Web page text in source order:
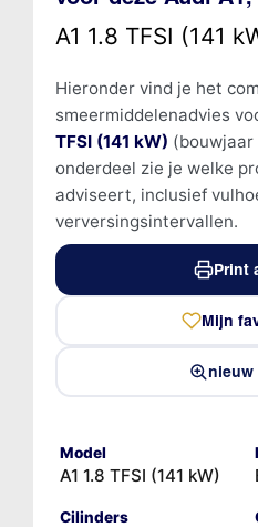
A1 1.8 TFSI (141
Hieronder vind je het
smeermiddelenadvies
TFSI (141 kW) (bouwjaar
onderdeel zie je welke
adviseert, inclusief
verversingsintervallen.
Print
Mijn
nieuw
Model
A1 1.8 TFSI (141 kW)
Cilinders